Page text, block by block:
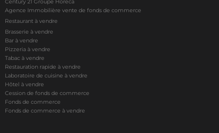
Century 21 Groupe Horeca
Agence Immobilière vente de fonds de commerce
Restaurant à vendre
Brasserie à vendre
Bar à vendre
Pizzeria à vendre
Tabac à vendre
Restauration rapide à vendre
Laboratoire de cuisine à vendre
Hôtel à vendre
Cession de fonds de commerce
Fonds de commerce
Fonds de commerce à vendre